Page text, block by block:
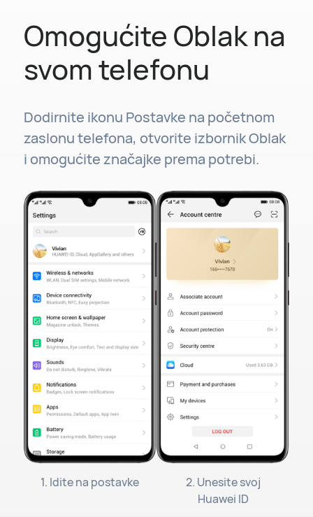
Omogućite Oblak na
svom telefonu
Dodirnite ikonu Postavke na početnom
zaslonu telefona, otvorite izbornik Oblak
i omogućite značajke prema potrebi.
1. Idite na postavke
2. Unesite svoj
Huawei ID